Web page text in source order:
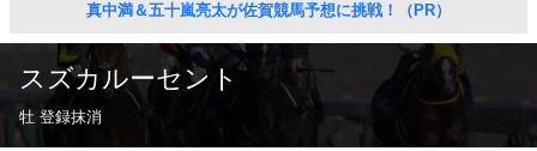
真中満＆五十嵐亮太が佐賀競馬予想に挑戦！（PR）
スズカルーセント
牡 登録抹消